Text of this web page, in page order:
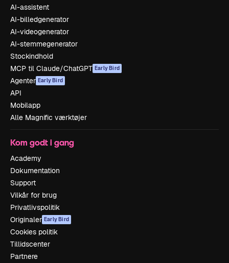
AI-assistent
AI-billedgenerator
AI-videogenerator
AI-stemmegenerator
Stockindhold
MCP til Claude/ChatGPT Early Bird
Agenter Early Bird
API
Mobilapp
Alle Magnific værktøjer
Kom godt i gang
Academy
Dokumentation
Support
Vilkår for brug
Privatlivspolitik
Originaler Early Bird
Cookies politik
Tillidscenter
Partnere